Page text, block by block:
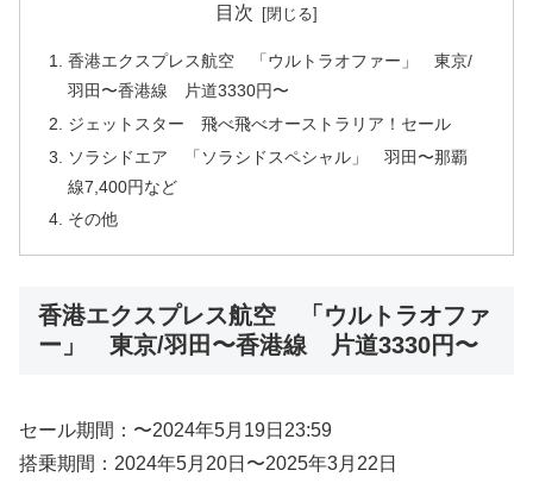
目次
香港エクスプレス航空 「ウルトラオファー」 東京/
羽田〜香港線 片道3330円〜
ジェットスター 飛べ飛べオーストラリア！セール
ソラシドエア 「ソラシドスペシャル」 羽田〜那覇
線7,400円など
その他
香港エクスプレス航空 「ウルトラオファ
ー」 東京/羽田〜香港線 片道3330円〜
セール期間：〜2024年5月19日23:59
搭乗期間：2024年5月20日〜2025年3月22日